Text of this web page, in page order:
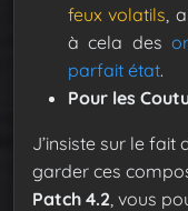
feux volatils,
à cela des
parfait état.
Pour les
J’insiste sur le
garder ces
Patch 4.2, vous